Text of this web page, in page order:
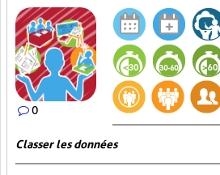
0
Classer les données